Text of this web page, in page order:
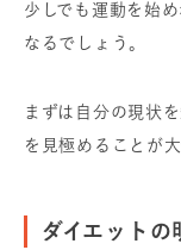
少しでも運動を始
なるでしょう。
まずは自分の現状
を見極めることが大
ダイエットの